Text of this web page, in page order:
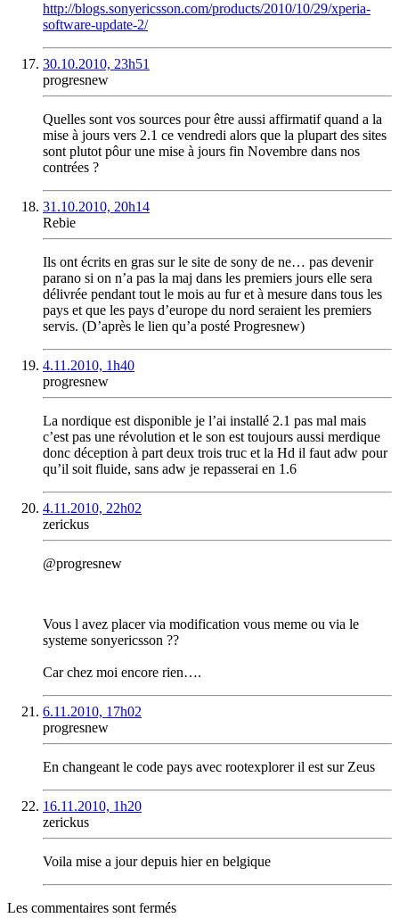
http://blogs.sonyericsson.com/products/2010/10/29/xperia-
software-update-2/
30.10.2010, 23h51
progresnew
Quelles sont vos sources pour être aussi affirmatif quand a la
mise à jours vers 2.1 ce vendredi alors que la plupart des sites
sont plutot pôur une mise à jours fin Novembre dans nos
contrées ?
31.10.2010, 20h14
Rebie
Ils ont écrits en gras sur le site de sony de ne… pas devenir
parano si on n’a pas la maj dans les premiers jours elle sera
délivrée pendant tout le mois au fur et à mesure dans tous les
pays et que les pays d’europe du nord seraient les premiers
servis. (D’après le lien qu’a posté Progresnew)
4.11.2010, 1h40
progresnew
La nordique est disponible je l’ai installé 2.1 pas mal mais
c’est pas une révolution et le son est toujours aussi merdique
donc déception à part deux trois truc et la Hd il faut adw pour
qu’il soit fluide, sans adw je repasserai en 1.6
4.11.2010, 22h02
zerickus
@progresnew
Vous l avez placer via modification vous meme ou via le
systeme sonyericsson ??
Car chez moi encore rien….
6.11.2010, 17h02
progresnew
En changeant le code pays avec rootexplorer il est sur Zeus
16.11.2010, 1h20
zerickus
Voila mise a jour depuis hier en belgique
Les commentaires sont fermés